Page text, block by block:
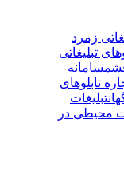
زمرد
تبلیغاتی
قشمسامانه
تابلوهای
تبلیغات
محیطی در